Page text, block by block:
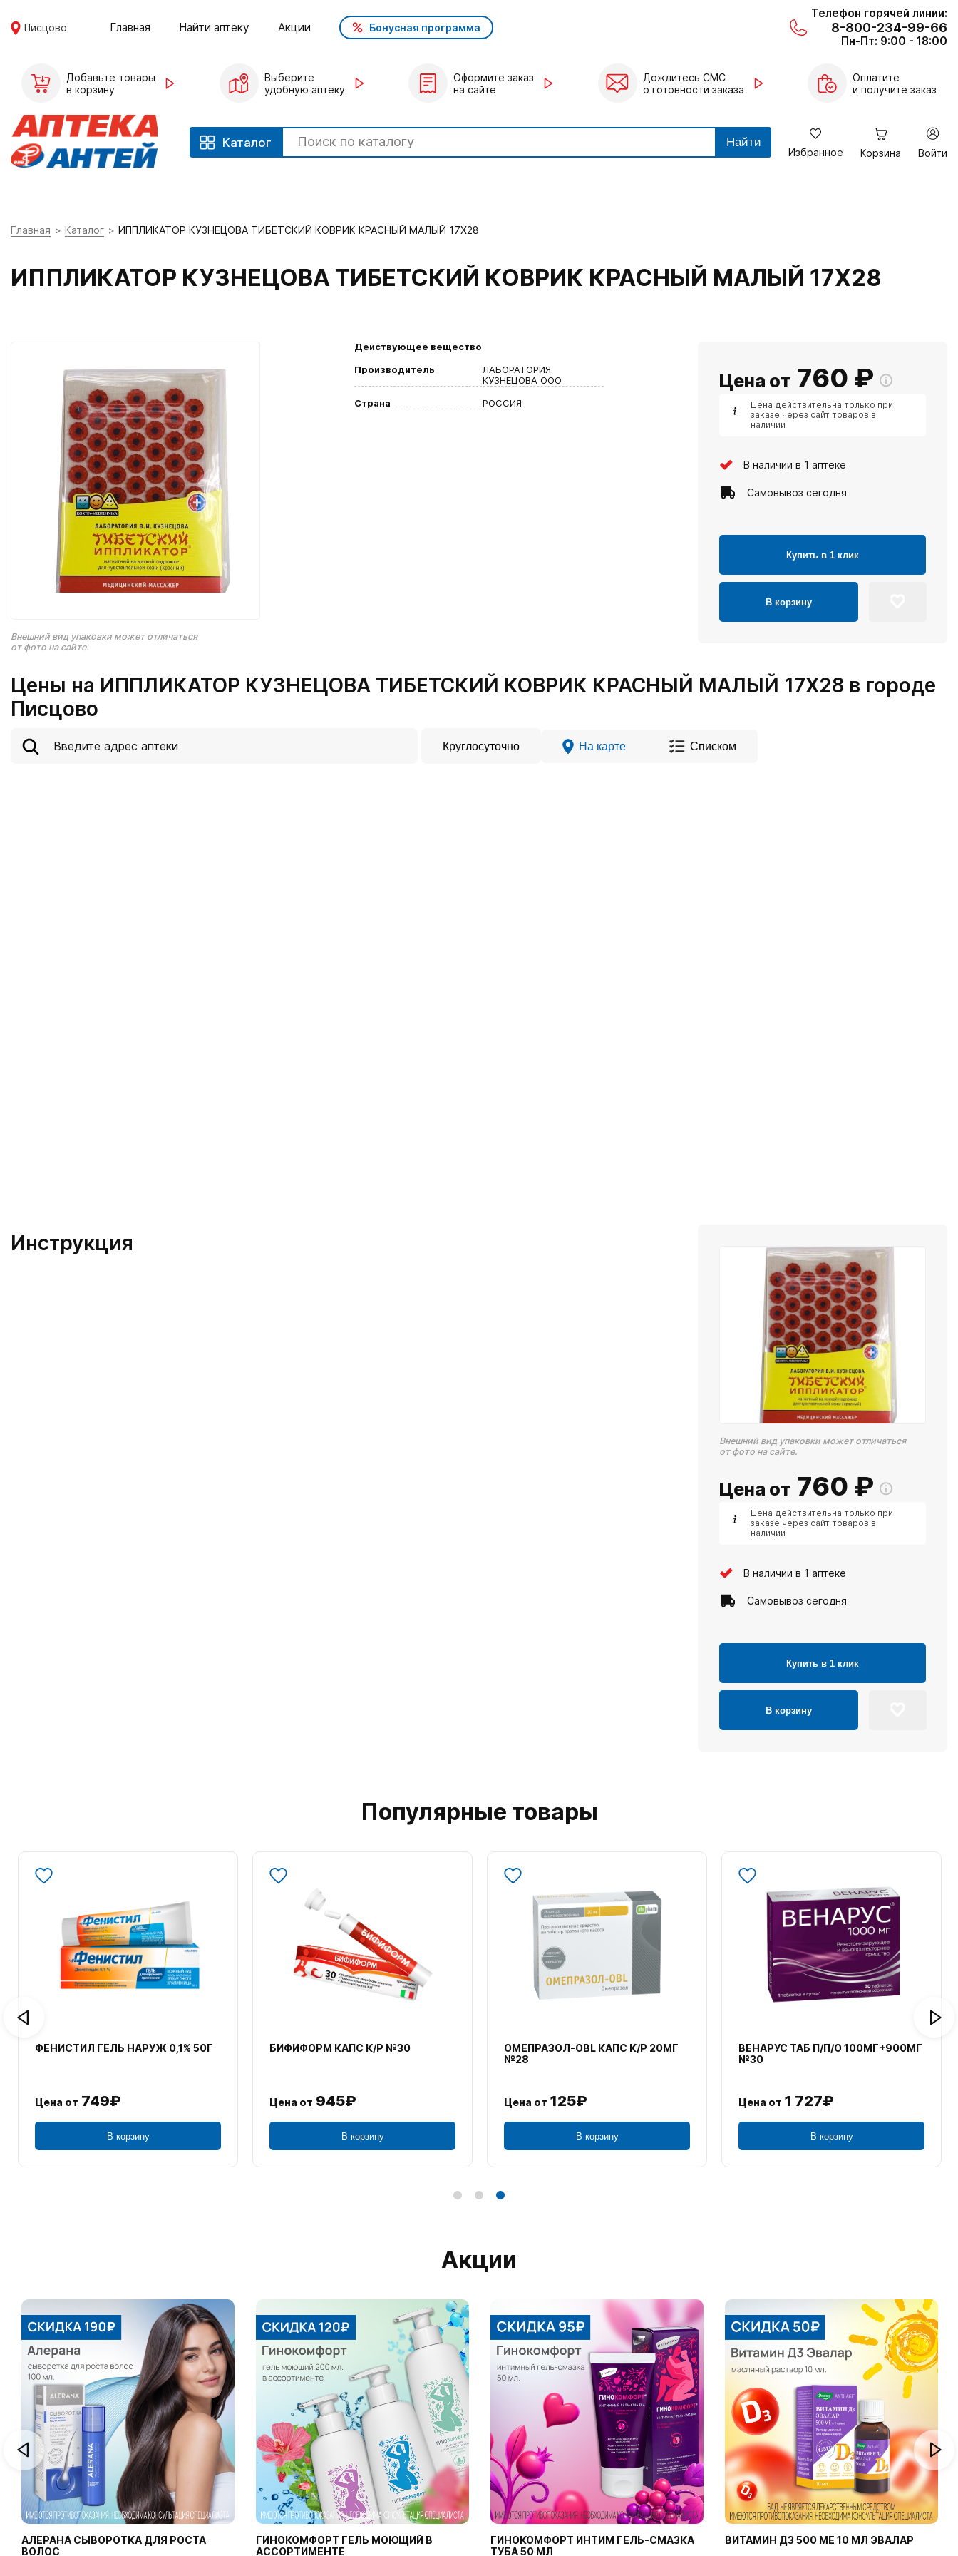
Писцово Главная Найти аптеку Акции Бонусная программа
Телефон горячей линии:
8-800-234-99-66
Пн-Пт: 9:00 - 18:00
Добавьте товары
в корзину
Выберите
удобную аптеку
Оформите заказ
на сайте
Дождитесь СМС
о готовности заказа
Оплатите
и получите заказ
Каталог Найти
Избранное Корзина Войти
Главная Каталог ИППЛИКАТОР КУЗНЕЦОВА ТИБЕТСКИЙ КОВРИК КРАСНЫЙ МАЛЫЙ 17Х28
ИППЛИКАТОР КУЗНЕЦОВА ТИБЕТСКИЙ КОВРИК КРАСНЫЙ МАЛЫЙ 17Х28
Внешний вид упаковки может отличаться
от фото на сайте.
Действующее вещество
Производитель
ЛАБОРАТОРИЯ
КУЗНЕЦОВА ООО
Страна
РОССИЯ
Цена от 760 ₽
Цена действительна только при
заказе через сайт товаров в
наличии
В наличии в 1 аптеке
Самовывоз сегодня
Купить в 1 клик
В корзину
Цены на ИППЛИКАТОР КУЗНЕЦОВА ТИБЕТСКИЙ КОВРИК КРАСНЫЙ МАЛЫЙ 17Х28 в городе
Писцово
Круглосуточно На карте Списком
Инструкция
Внешний вид упаковки может отличаться
от фото на сайте.
Цена от 760 ₽
Цена действительна только при
заказе через сайт товаров в
наличии
В наличии в 1 аптеке
Самовывоз сегодня
Купить в 1 клик
В корзину
Популярные товары
ФЕНИСТИЛ ГЕЛЬ НАРУЖ 0,1% 50Г
Цена от 749₽
В корзину
БИФИФОРМ КАПС К/Р №30
Цена от 945₽
В корзину
ОМЕПРАЗОЛ-OBL КАПС К/Р 20МГ
№28
Цена от 125₽
В корзину
ВЕНАРУС ТАБ П/П/О 100МГ+900МГ
№30
Цена от 1 727₽
В корзину
Акции
АЛЕРАНА СЫВОРОТКА ДЛЯ РОСТА
ВОЛОС
ГИНОКОМФОРТ ГЕЛЬ МОЮЩИЙ В
АССОРТИМЕНТЕ
ГИНОКОМФОРТ ИНТИМ ГЕЛЬ-СМАЗКА
ТУБА 50 МЛ
ВИТАМИН Д3 500 МЕ 10 МЛ ЭВАЛАР